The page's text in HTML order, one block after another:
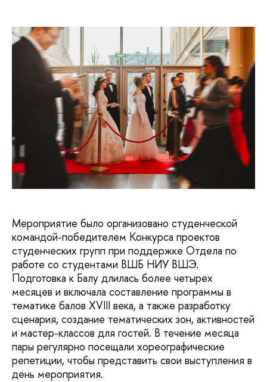
Мероприятие было организовано студенческой
командой-победителем Конкурса проектов
студенческих групп при поддержке Отдела по
работе со студентами ВШБ НИУ ВШЭ.
Подготовка к Балу длилась более четырех
месяцев и включала составление программы в
тематике балов XVIII века, а также разработку
сценария, создание тематических зон, активностей
и мастер-классов для гостей. В течение месяца
пары регулярно посещали хореографические
репетиции, чтобы представить свои выступления в
день мероприятия.